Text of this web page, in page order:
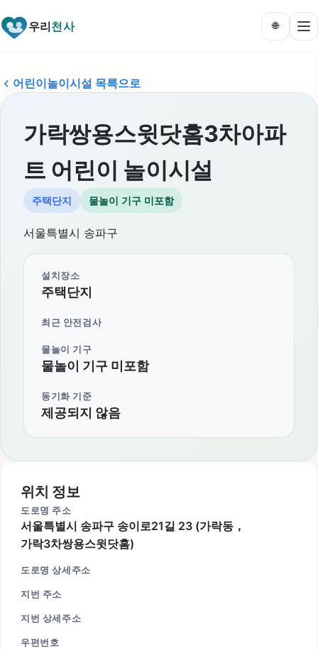
우리천사 🌐
어린이놀이시설 목록으로
가락쌍용스윗닷홈3차아파
트 어린이 놀이시설
주택단지 물놀이 기구 미포함
서울특별시 송파구
설치장소
주택단지
최근 안전검사
물놀이 기구
물놀이 기구 미포함
동기화 기준
제공되지 않음
위치 정보
도로명 주소
서울특별시 송파구 송이로21길 23 (가락동，
가락3차쌍용스윗닷홈)
도로명 상세주소
지번 주소
지번 상세주소
우편번호